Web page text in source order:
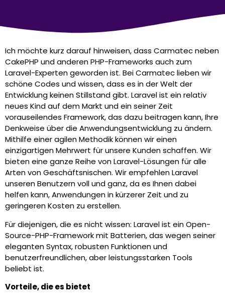
Ich möchte kurz darauf hinweisen, dass Carmatec neben
CakePHP und anderen PHP-Frameworks auch zum
Laravel-Experten geworden ist. Bei Carmatec lieben wir
schöne Codes und wissen, dass es in der Welt der
Entwicklung keinen Stillstand gibt. Laravel ist ein relativ
neues Kind auf dem Markt und ein seiner Zeit
vorauseilendes Framework, das dazu beitragen kann, Ihre
Denkweise über die Anwendungsentwicklung zu ändern.
Mithilfe einer agilen Methodik können wir einen
einzigartigen Mehrwert für unsere Kunden schaffen. Wir
bieten eine ganze Reihe von Laravel-Lösungen für alle
Arten von Geschäftsnischen. Wir empfehlen Laravel
unseren Benutzern voll und ganz, da es Ihnen dabei
helfen kann, Anwendungen in kürzerer Zeit und zu
geringeren Kosten zu erstellen.
Für diejenigen, die es nicht wissen: Laravel ist ein Open-
Source-PHP-Framework mit Batterien, das wegen seiner
eleganten Syntax, robusten Funktionen und
benutzerfreundlichen, aber leistungsstarken Tools
beliebt ist.
Vorteile, die es bietet